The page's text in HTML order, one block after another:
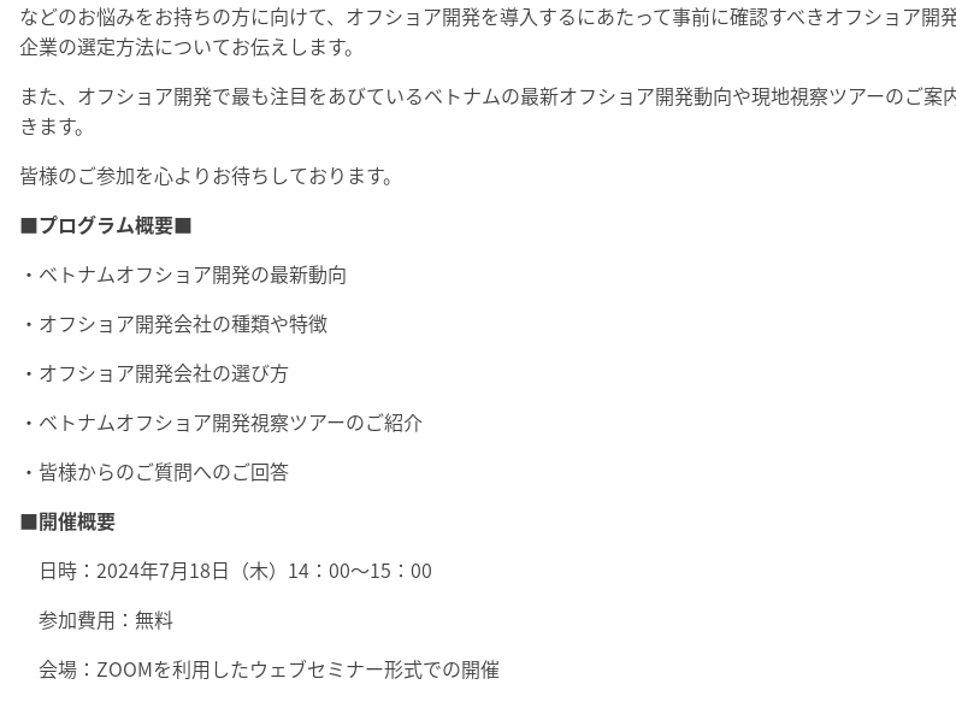
などのお悩みをお持ちの方に向けて、オフショア開発を導入するにあたって事前に確認すべきオフショア開
企業の選定方法についてお伝えします。
また、オフショア開発で最も注目をあびているベトナムの最新オフショア開発動向や現地視察ツアーのご案
きます。
皆様のご参加を心よりお待ちしております。
■プログラム概要■
・ベトナムオフショア開発の最新動向
・オフショア開発会社の種類や特徴
・オフショア開発会社の選び方
・ベトナムオフショア開発視察ツアーのご紹介
・皆様からのご質問へのご回答
■開催概要
日時：2024年7月18日（木）14：00～15：00
参加費用：無料
会場：ZOOMを利用したウェブセミナー形式での開催